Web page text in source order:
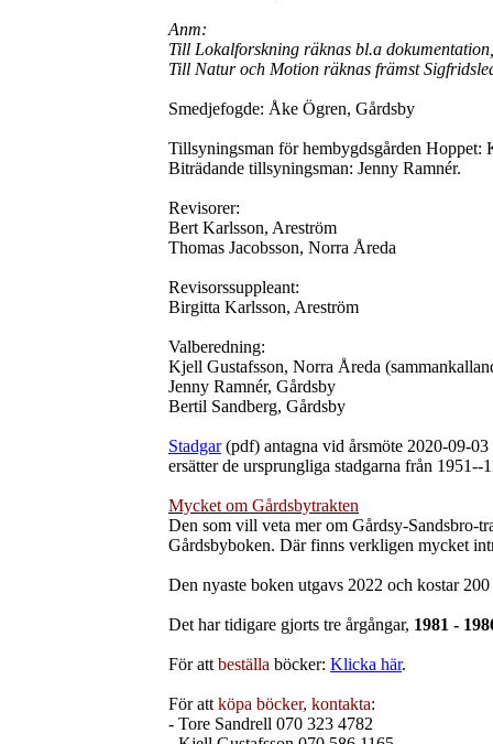
Anm:
Till Lokalforskning räknas bl.a
Till Natur och Motion räknas främst
Smedjefogde: Åke Ögren, Gårdsby
Tillsyningsman för hembygdsgården Hoppet:
Biträdande tillsyningsman: Jenny Ramnér.
Revisorer:
Bert Karlsson, Areström
Thomas Jacobsson, Norra Åreda
Revisorssuppleant:
Birgitta Karlsson, Areström
Valberedning:
Kjell Gustafsson, Norra Åreda
Jenny Ramnér, Gårdsby
Bertil Sandberg, Gårdsby
Stadgar(pdf) antagna vid årsmöte 2020-09-
ersätter de ursprungliga stadgarna från 1951--
Mycket om Gårdsbytrakten
Den som vill veta mer om Gårdsy-Sandsbro-
Gårdsbyboken. Där finns verkligen mycket
Den nyaste boken utgavs 2022 och kostar
Det har tidigare gjorts tre årgångar, 1981 -
För att beställa böcker: Klicka här.
För att köpa böcker, kontakta:
- Tore Sandrell 070 323 4782